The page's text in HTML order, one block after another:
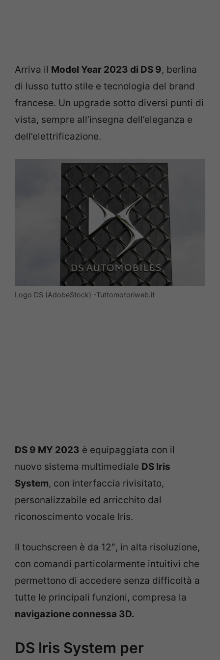
Arriva il Model Year 2023 di DS 9, berlina
di lusso tutto stile e tecnologia del brand
francese. Un upgrade sotto diversi punti di
vista, sempre all’insegna dell’eleganza e
dell’elettrificazione.
Logo DS (AdobeStock) -Tuttomotoriweb.it
DS 9 MY 2023 è equipaggiata con il
nuovo sistema multimediale DS Iris
System, con interfaccia rivisitato,
personalizzabile ed arricchito dal
riconoscimento vocale Iris.
Il touchscreen è da 12″, in alta risoluzione,
con comandi particolarmente intuitivi che
permettono di accedere senza difficoltà a
tutte le principali funzioni, compresa la
navigazione connessa 3D.
DS Iris System per